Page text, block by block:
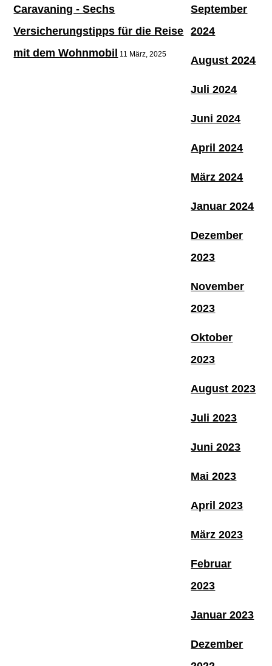
Caravaning - Sechs
Versicherungstipps für die Reise
mit dem Wohnmobil 11 März, 2025
September
2024
August 2024
Juli 2024
Juni 2024
April 2024
März 2024
Januar 2024
Dezember
2023
November
2023
Oktober
2023
August 2023
Juli 2023
Juni 2023
Mai 2023
April 2023
März 2023
Februar
2023
Januar 2023
Dezember